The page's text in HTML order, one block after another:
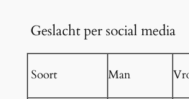
Geslacht per social media
Soort Man